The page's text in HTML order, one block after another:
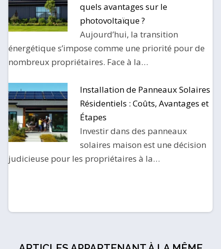
quels avantages sur le
photovoltaïque ?
Aujourd’hui, la transition
énergétique s’impose comme une priorité pour de
nombreux propriétaires. Face à la…
Installation de Panneaux Solaires
Résidentiels : Coûts, Avantages et
Étapes
Investir dans des panneaux
solaires maison est une décision
judicieuse pour les propriétaires à la…